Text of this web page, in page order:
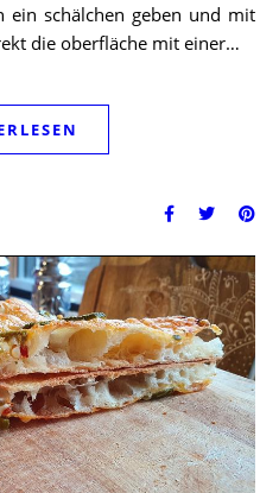
ein schälchen geben und mit
die oberfläche mit einer…